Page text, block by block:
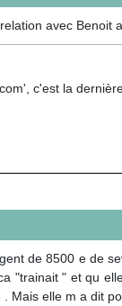
avec
c'est la
de 8500 e de
"trainait " et qu
elle m a dit